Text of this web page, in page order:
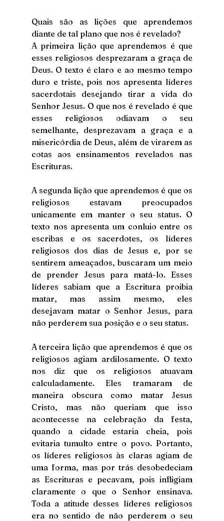
Quais são as lições que aprendemos
diante de tal plano que nos é revelado?
A primeira lição que aprendemos é que
esses religiosos desprezaram a graça de
Deus. O texto é claro e ao mesmo tempo
duro e triste, pois nos apresenta líderes
sacerdotais desejando tirar a vida do
Senhor Jesus. O que nos é revelado é que
esses religiosos odiavam o seu
semelhante, desprezavam a graça e a
misericórdia de Deus, além de virarem as
cotas aos ensinamentos revelados nas
Escrituras.
A segunda lição que aprendemos é que os
religiosos estavam preocupados
unicamente em manter o seu status. O
texto nos apresenta um conluio entre os
escribas e os sacerdotes, os líderes
religiosos dos dias de Jesus e, por se
sentirem ameaçados, buscaram um meio
de prender Jesus para matá-lo. Esses
líderes sabiam que a Escritura proibia
matar, mas assim mesmo, eles
desejavam matar o Senhor Jesus, para
não perderem sua posição e o seu status.
A terceira lição que aprendemos é que os
religiosos agiam ardilosamente. O texto
nos diz que os religiosos atuavam
calculadamente. Eles tramaram de
maneira obscura como matar Jesus
Cristo, mas não queriam que isso
acontecesse na celebração da festa,
quando a cidade estaria cheia, pois
evitaria tumulto entre o povo. Portanto,
os líderes religiosos às claras agiam de
uma forma, mas por trás desobedeciam
as Escrituras e pecavam, pois infligiam
claramente o que o Senhor ensinava.
Toda a atitude desses líderes religiosos
era no sentido de não perderem o seu